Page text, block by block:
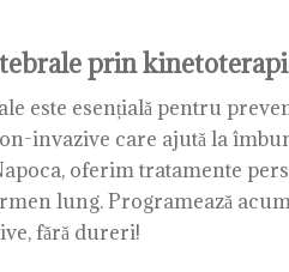
prin
este esențială pentru
invazive care ajută la
oferim tratamente
lung. Programează
fără dureri!